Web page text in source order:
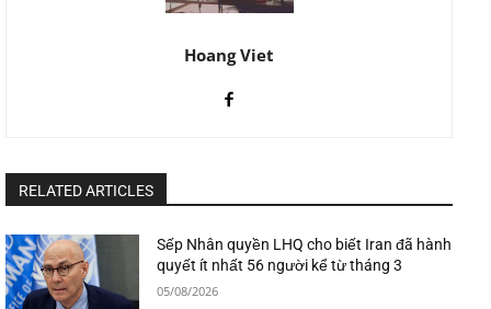
Hoang Viet
RELATED ARTICLES
Sếp Nhân quyền LHQ cho biết Iran đã hành
quyết ít nhất 56 người kể từ tháng 3
05/08/2026